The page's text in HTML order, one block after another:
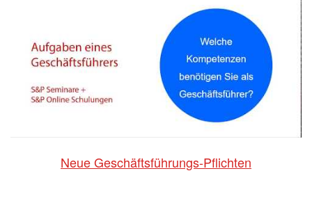
Neue Geschäftsführungs-Pflichten